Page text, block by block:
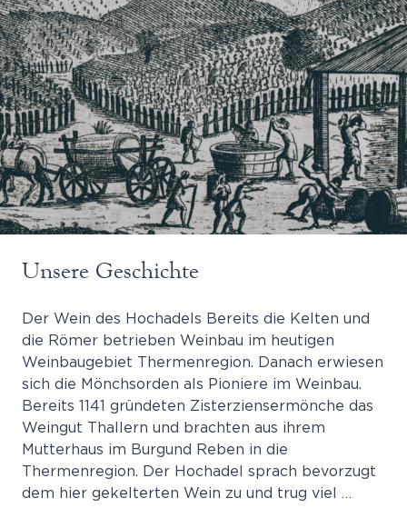
Unsere Geschichte
Der Wein des Hochadels Bereits die Kelten und
die Römer betrieben Weinbau im heutigen
Weinbaugebiet Thermenregion. Danach erwiesen
sich die Mönchsorden als Pioniere im Weinbau.
Bereits 1141 gründeten Zisterziensermönche das
Weingut Thallern und brachten aus ihrem
Mutterhaus im Burgund Reben in die
Thermenregion. Der Hochadel sprach bevorzugt
dem hier gekelterten Wein zu und trug viel …